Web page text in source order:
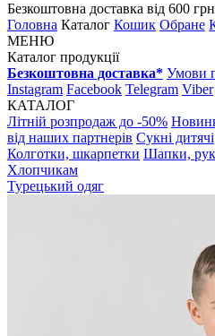
Безкоштовна доставка від 600
Головна Каталог Кошик Обране
МЕНЮ
Каталог продукції
Безкоштовна доставка* Умови
Instagram Facebook Telegram Viber
КАТАЛОГ
Літній розпродаж до -50%
від наших партнерів Сукні дитячі
Колготки, шкарпетки Шапки,
Хлопчикам
Турецький одяг